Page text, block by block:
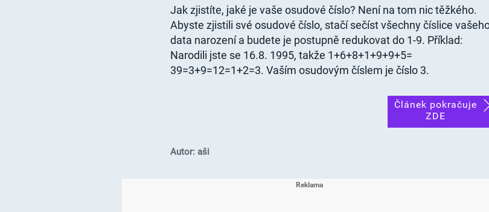
Jak zjistíte, jaké je vaše osudové číslo? Není na tom nic těžkého.
Abyste zjistili své osudové číslo, stačí sečíst všechny číslice
data narození a budete je postupně redukovat do 1-9. Příklad:
Narodili jste se 16.8. 1995, takže 1+6+8+1+9+9+5=
39=3+9=12=1+2=3. Vaším osudovým číslem je číslo 3.
Článek pokračuje
ZDE
Autor: aši